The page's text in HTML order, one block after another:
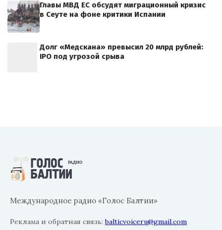
Главы МВД ЕС обсудят миграционный кризис
в Сеуте на фоне критики Испании
Долг «Медскана» превысил 20 млрд рублей:
IPO под угрозой срыва
Международное радио «Голос Балтии»
Реклама и обратная связь:balticvoiceru@gmail.com